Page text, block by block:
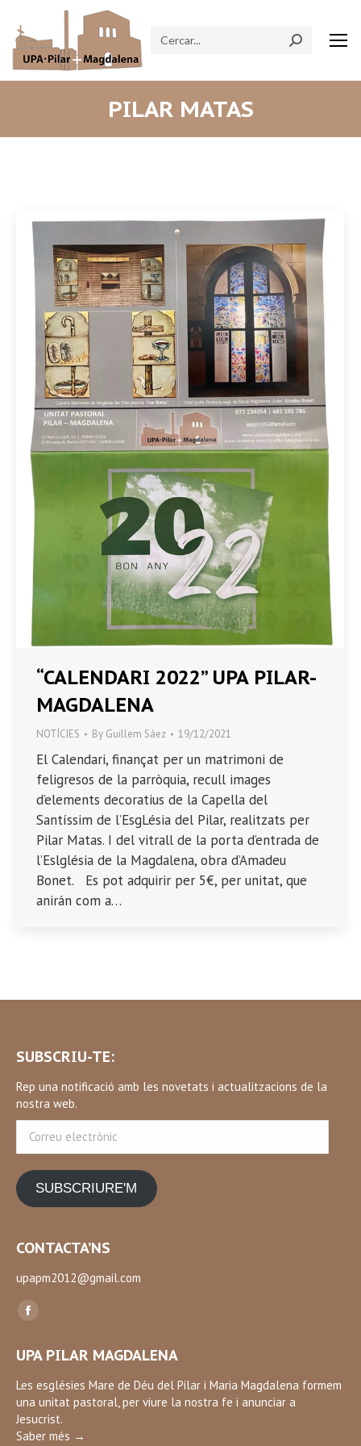
Search:
PILAR MATAS
“CALENDARI 2022” UPA PILAR-
MAGDALENA
NOTÍCIES By Guillem Sáez 19/12/2021
El Calendari, finançat per un matrimoni de
feligresos de la parròquia, recull images
d’elements decoratius de la Capella del
Santíssim de l’EsgLésia del Pilar, realitzats per
Pilar Matas. I del vitrall de la porta d’entrada de
l’Eslglésia de la Magdalena, obra d’Amadeu
Bonet. Es pot adquirir per 5€, per unitat, que
anirán com a…
SUBSCRIU-TE:
Rep una notificació amb les novetats i actualitzacions de la
nostra web.
electrònic
SUBSCRIURE'M
CONTACTA’NS
upapm2012@gmail.com
Find us on:
Facebook
opens
in
new
window
UPA PILAR MAGDALENA
Les esglésies Mare de Déu del Pilar i Maria Magdalena formem
una unitat pastoral, per viure la nostra fe i anunciar a
Jesucrist.
Saber més →